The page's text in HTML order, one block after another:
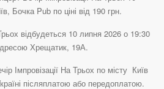
Бочка Pub по ціні від 190 грн.
відбудеться 10 липня 2026 о 19:30
Хрещатик, 19А.
Імпровізації На Трьох по місту Київ
післяплатою або передоплатою.